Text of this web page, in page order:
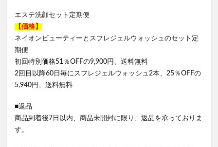
エステ洗顔セット定期便
【価格】
ネイオンビューティーとスフレジェルウォッシュのセット定
期便
初回特別価格51％OFFの9,900円、送料無料
2回目以降60日毎にスフレジェルウォッシュ2本、25％OFFの
5,940円、送料無料
■返品
商品到着後7日以内、商品未開封に限り、返品を承っておりま
す。